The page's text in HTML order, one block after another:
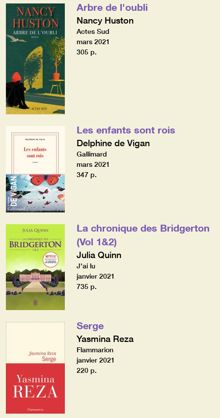
Arbre de l'oubli
Nancy Huston
Actes Sud
mars 2021
305 p.
Les enfants sont rois
Delphine de Vigan
Gallimard
mars 2021
347 p.
La chronique des Bridgerton
(Vol 1&2)
Julia Quinn
J'ai lu
janvier 2021
735 p.
Serge
Yasmina Reza
Flammarion
janvier 2021
220 p.